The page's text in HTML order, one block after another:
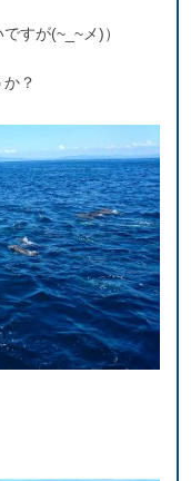
すが(~_~メ)）
？